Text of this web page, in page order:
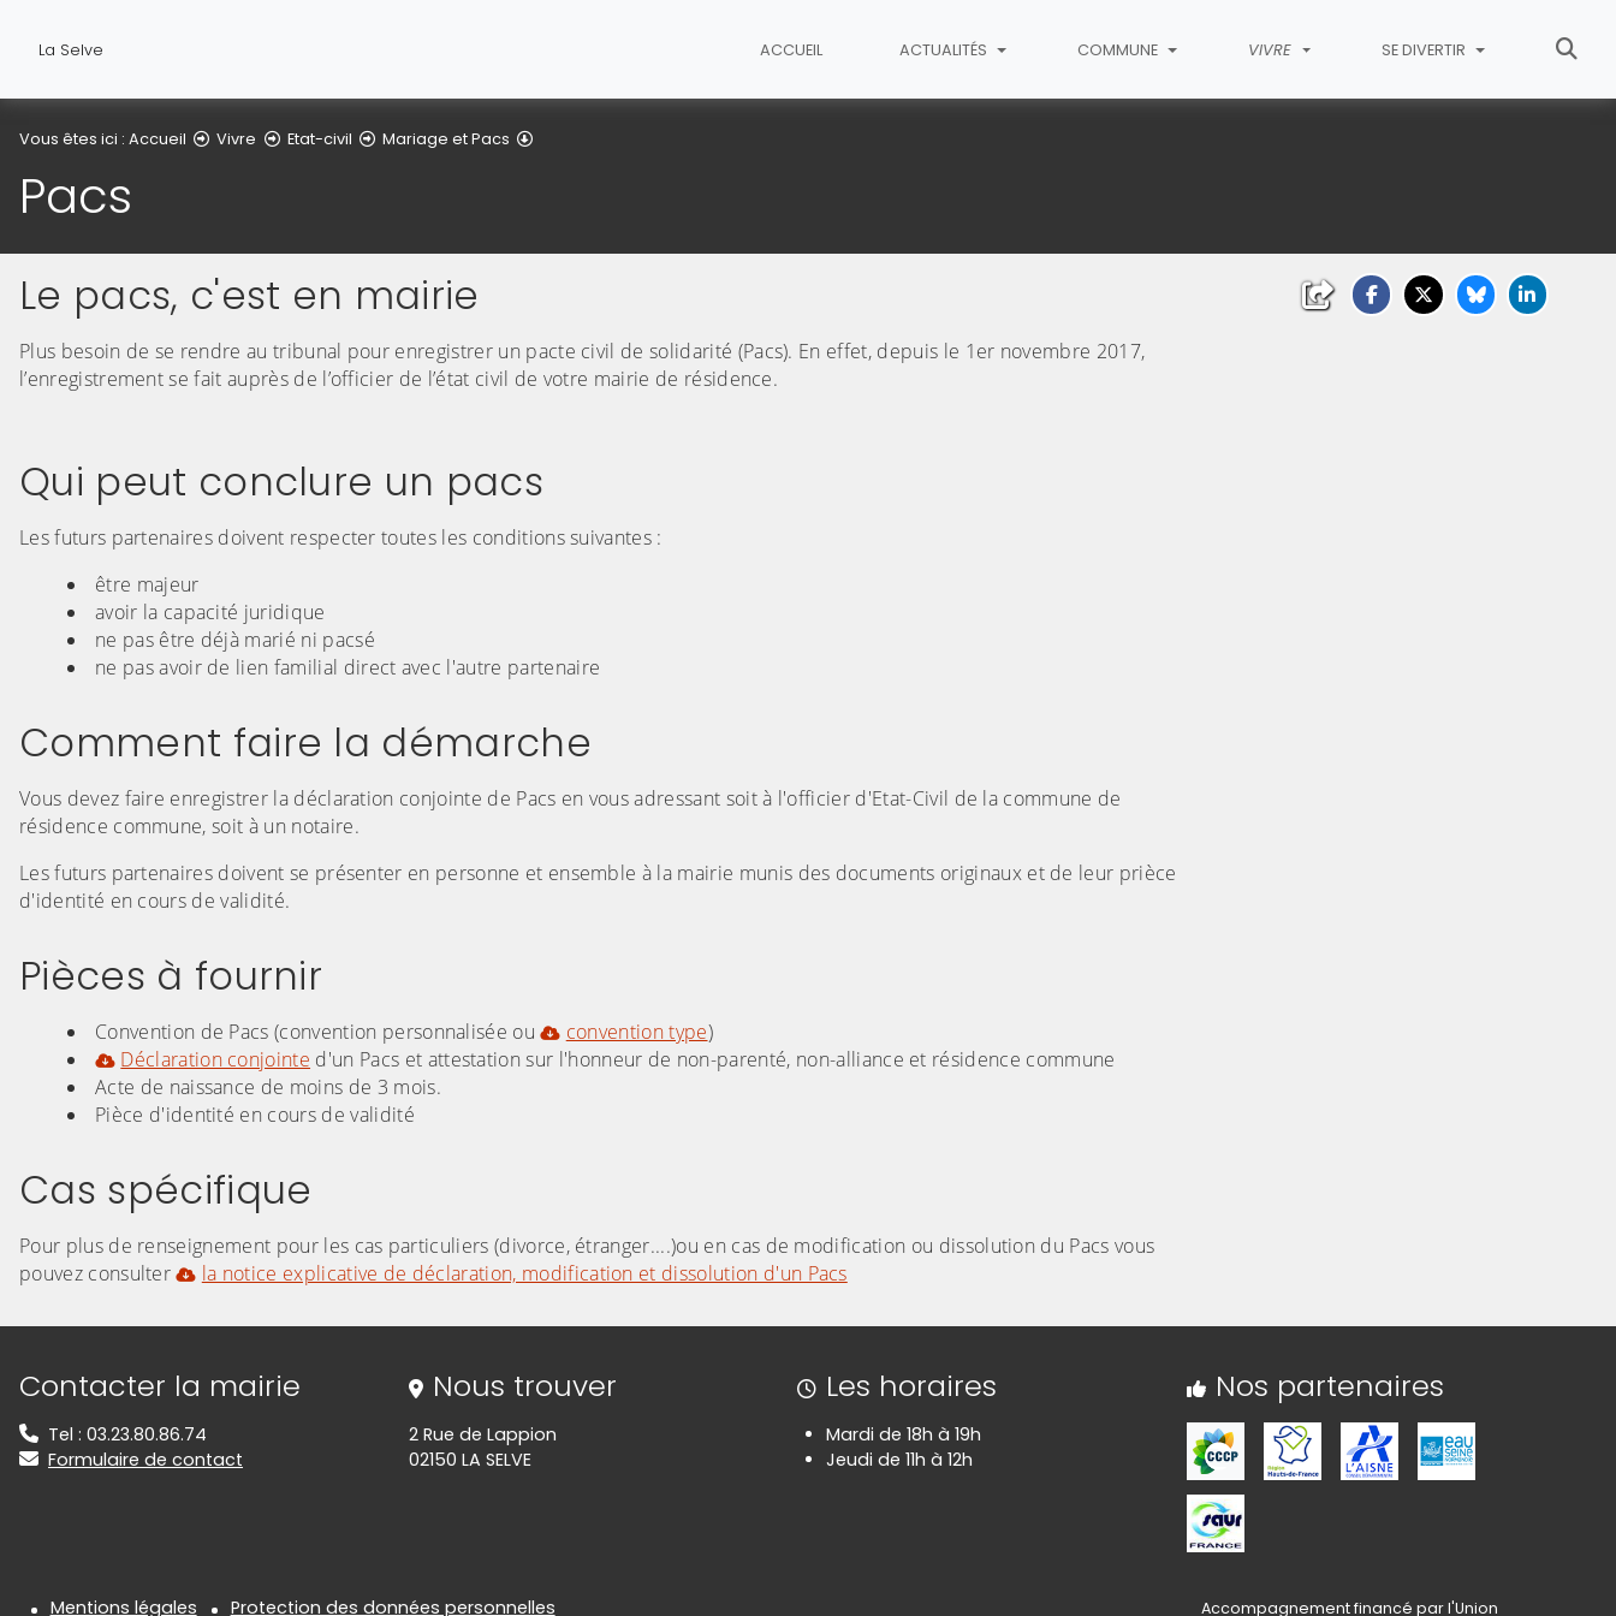
La Selve ACCUEIL ACTUALITÉS COMMUNE VIVRE SE DIVERTIR
Vous êtes ici : Accueil Vivre Etat-civil Mariage et Pacs
Pacs
Le pacs, c'est en mairie
Plus besoin de se rendre au tribunal pour enregistrer un pacte civil de solidarité (Pacs). En effet, depuis le 1er novembre 2017,
l’enregistrement se fait auprès de l’officier de l’état civil de votre mairie de résidence.
Qui peut conclure un pacs
Les futurs partenaires doivent respecter toutes les conditions suivantes :
être majeur
avoir la capacité juridique
ne pas être déjà marié ni pacsé
ne pas avoir de lien familial direct avec l'autre partenaire
Comment faire la démarche
Vous devez faire enregistrer la déclaration conjointe de Pacs en vous adressant soit à l'officier d'Etat-Civil de la commune de
résidence commune, soit à un notaire.
Les futurs partenaires doivent se présenter en personne et ensemble à la mairie munis des documents originaux et de leur prièce
d'identité en cours de validité.
Pièces à fournir
Convention de Pacs (convention personnalisée ou convention type)
Déclaration conjointe d'un Pacs et attestation sur l'honneur de non-parenté, non-alliance et résidence commune
Acte de naissance de moins de 3 mois.
Pièce d'identité en cours de validité
Cas spécifique
Pour plus de renseignement pour les cas particuliers (divorce, étranger....)ou en cas de modification ou dissolution du Pacs vous
pouvez consulter
la notice explicative de déclaration, modification et dissolution d'un Pacs
Informations de contact
Contacter la mairie
Tel : 03.23.80.86.74
Formulaire de contact
Nous trouver
2 Rue de Lappion
02150 LA SELVE
Les horaires
Mardi de 18h à 19h
Jeudi de 11h à 12h
Nos partenaires
Mentions légales Protection des données personnelles Accompagnement financé par l'Union